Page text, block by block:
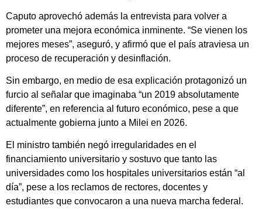
Caputo aprovechó además la entrevista para volver a
prometer una mejora económica inminente. “Se vienen los
mejores meses”, aseguró, y afirmó que el país atraviesa un
proceso de recuperación y desinflación.
Sin embargo, en medio de esa explicación protagonizó un
furcio al señalar que imaginaba “un 2019 absolutamente
diferente”, en referencia al futuro económico, pese a que
actualmente gobierna junto a Milei en 2026.
El ministro también negó irregularidades en el
financiamiento universitario y sostuvo que tanto las
universidades como los hospitales universitarios están “al
día”, pese a los reclamos de rectores, docentes y
estudiantes que convocaron a una nueva marcha federal.